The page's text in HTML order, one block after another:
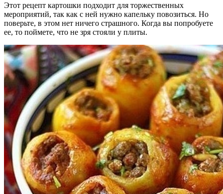
Этот рецепт картошки подходит для торжественных
мероприятий, так как с ней нужно капельку повозиться. Но
поверьте, в этом нет ничего страшного. Когда вы попробуете
ее, то поймете, что не зря стояли у плиты.